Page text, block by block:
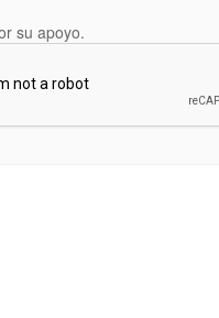
su apoyo.